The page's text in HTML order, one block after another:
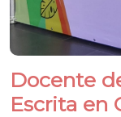
Docente
Escrita en